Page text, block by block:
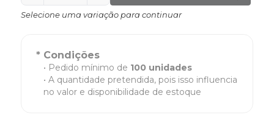
Selecione uma variação para continuar
* Condições
Pedido mínimo de 100 unidades
A quantidade pretendida, pois isso influencia
no valor e disponibilidade de estoque